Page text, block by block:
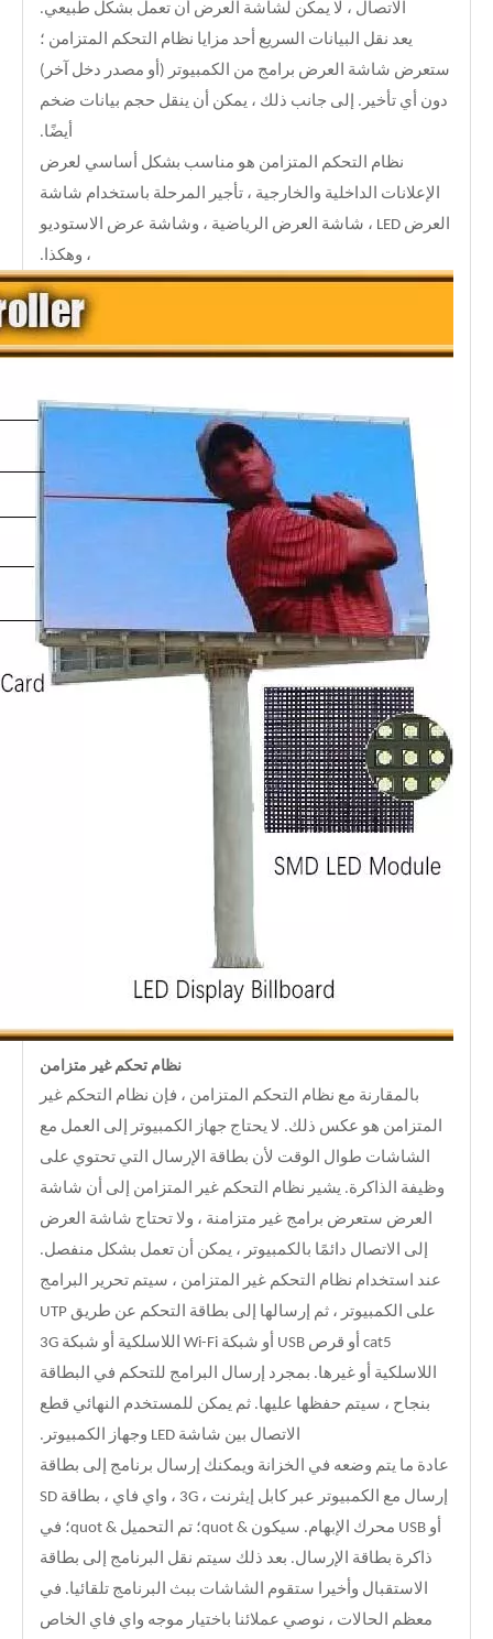
الاتصال ، لا يمكن لشاشة العرض أن تعمل بشكل طبيعي.
يعد نقل البيانات السريع أحد مزايا نظام التحكم المتزامن ؛
ستعرض شاشة العرض برامج من الكمبيوتر (أو مصدر دخل آخر)
دون أي تأخير. إلى جانب ذلك ، يمكن أن ينقل حجم بيانات ضخم
أيضًا.
نظام التحكم المتزامن هو مناسب بشكل أساسي لعرض
الإعلانات الداخلية والخارجية ، تأجير المرحلة باستخدام شاشة
العرض LED ، شاشة العرض الرياضية ، وشاشة عرض الاستوديو
، وهكذا.
نظام تحكم غير متزامن
بالمقارنة مع نظام التحكم المتزامن ، فإن نظام التحكم غير
المتزامن هو عكس ذلك. لا يحتاج جهاز الكمبيوتر إلى العمل مع
الشاشات طوال الوقت لأن بطاقة الإرسال التي تحتوي على
وظيفة الذاكرة. يشير نظام التحكم غير المتزامن إلى أن شاشة
العرض ستعرض برامج غير متزامنة ، ولا تحتاج شاشة العرض
إلى الاتصال دائمًا بالكمبيوتر ، يمكن أن تعمل بشكل منفصل.
عند استخدام نظام التحكم غير المتزامن ، سيتم تحرير البرامج
على الكمبيوتر ، ثم إرسالها إلى بطاقة التحكم عن طريق UTP
cat5 أو قرص USB أو شبكة Wi-Fi اللاسلكية أو شبكة 3G
اللاسلكية أو غيرها. بمجرد إرسال البرامج للتحكم في البطاقة
بنجاح ، سيتم حفظها عليها. ثم يمكن للمستخدم النهائي قطع
الاتصال بين شاشة LED وجهاز الكمبيوتر.
عادة ما يتم وضعه في الخزانة ويمكنك إرسال برنامج إلى بطاقة
إرسال مع الكمبيوتر عبر كابل إيثرنت ، 3G ، واي فاي ، بطاقة SD
أو USB محرك الإبهام. سيكون & quot؛ تم التحميل & quot؛ في
ذاكرة بطاقة الإرسال. بعد ذلك سيتم نقل البرنامج إلى بطاقة
الاستقبال وأخيرا ستقوم الشاشات ببث البرنامج تلقائيا. في
معظم الحالات ، نوصي عملائنا باختيار موجه واي فاي الخاص